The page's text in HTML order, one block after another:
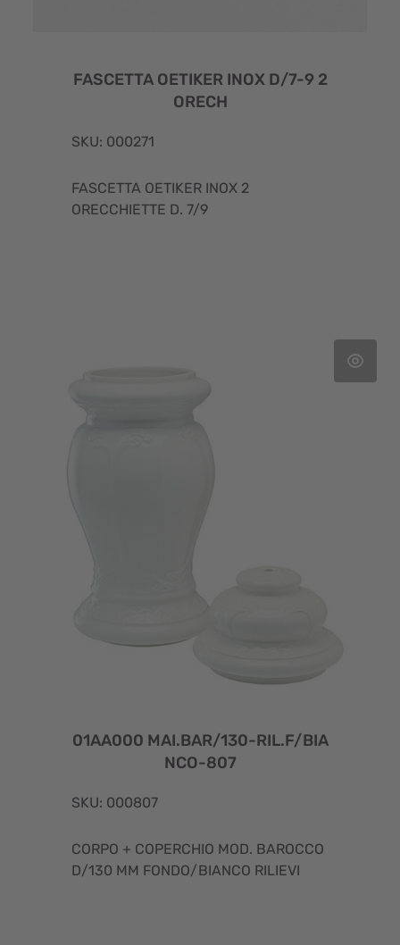
FASCETTA OETIKER INOX D/7-9 2
ORECH
SKU: 000271
FASCETTA OETIKER INOX 2
ORECCHIETTE D. 7/9
01AA000 MAI.BAR/130-RIL.F/BIA
NCO-807
SKU: 000807
CORPO + COPERCHIO MOD. BAROCCO
D/130 MM FONDO/BIANCO RILIEVI